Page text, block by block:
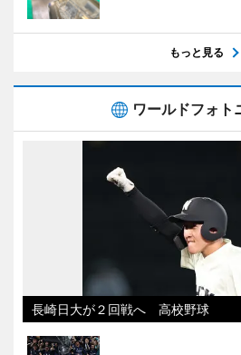
もっと見る
ワールドフォト
長崎日大が２回戦へ 高校野球